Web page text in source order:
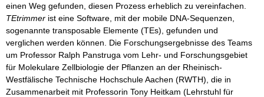
einen Weg gefunden, diesen Prozess erheblich zu vereinfachen.
TEtrimmer ist eine Software, mit der mobile DNA-Sequenzen,
sogenannte transposable Elemente (TEs), gefunden und
verglichen werden können. Die Forschungsergebnisse des Teams
um Professor Ralph Panstruga vom Lehr- und Forschungsgebiet
für Molekulare Zellbiologie der Pflanzen an der Rheinisch-
Westfälische Technische Hochschule Aachen (RWTH), die in
Zusammenarbeit mit Professorin Tony Heitkam (Lehrstuhl für